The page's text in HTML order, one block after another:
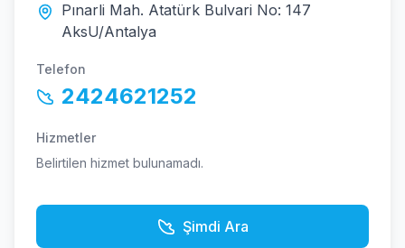
Pınarli Mah. Atatürk Bulvari No: 147
AksU/Antalya
Telefon
2424621252
Hizmetler
Belirtilen hizmet bulunamadı.
Şimdi Ara